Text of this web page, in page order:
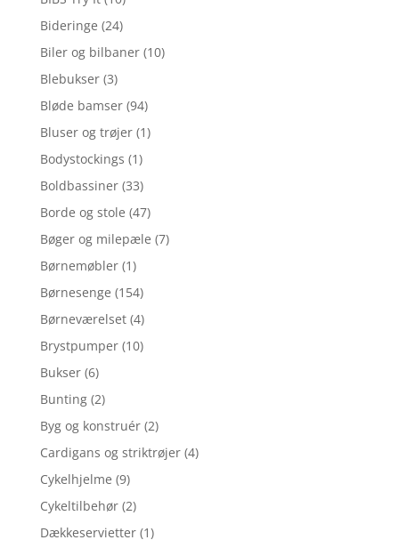
Bideringe (24)
Biler og bilbaner (10)
Blebukser (3)
Bløde bamser (94)
Bluser og trøjer (1)
Bodystockings (1)
Boldbassiner (33)
Borde og stole (47)
Bøger og milepæle (7)
Børnemøbler (1)
Børnesenge (154)
Børneværelset (4)
Brystpumper (10)
Bukser (6)
Bunting (2)
Byg og konstruér (2)
Cardigans og striktrøjer (4)
Cykelhjelme (9)
Cykeltilbehør (2)
Dækkeservietter (1)